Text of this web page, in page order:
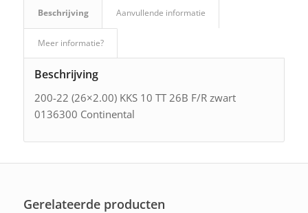
Beschrijving Aanvullende informatie
Meer informatie?
Beschrijving
200-22 (26×2.00) KKS 10 TT 26B F/R zwart
0136300 Continental
Gerelateerde producten